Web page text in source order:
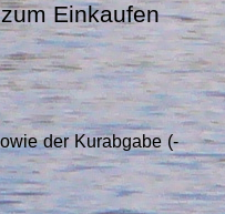
Einkaufen
der Kurabgabe (-